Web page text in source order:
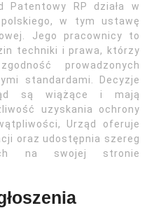
Patentowy RP działa w
w tym ustawę
Jego pracownicy to
techniki i prawa, którzy
prowadzonych
standardami. Decyzje
są wiążące i mają
uzyskania ochrony
Urząd oferuje
oraz udostępnia szereg
na swojej stronie